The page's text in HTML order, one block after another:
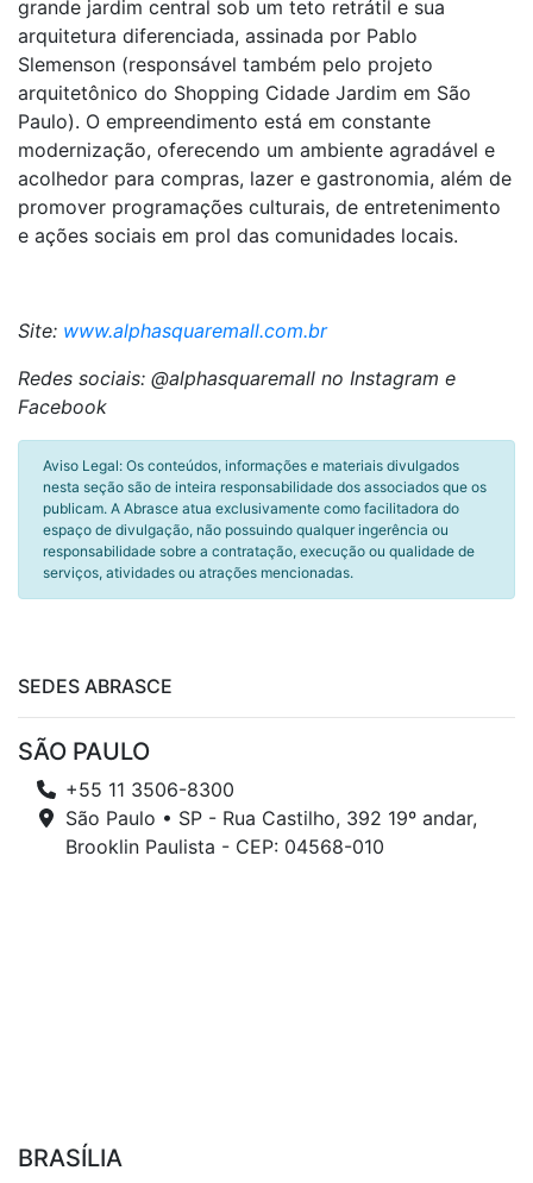
grande jardim central sob um teto retrátil e sua
arquitetura diferenciada, assinada por Pablo
Slemenson (responsável também pelo projeto
arquitetônico do Shopping Cidade Jardim em São
Paulo). O empreendimento está em constante
modernização, oferecendo um ambiente agradável e
acolhedor para compras, lazer e gastronomia, além de
promover programações culturais, de entretenimento
e ações sociais em prol das comunidades locais.
Site: www.alphasquaremall.com.br
Redes sociais: @alphasquaremall no Instagram e
Facebook
Aviso Legal: Os conteúdos, informações e materiais divulgados
nesta seção são de inteira responsabilidade dos associados que os
publicam. A Abrasce atua exclusivamente como facilitadora do
espaço de divulgação, não possuindo qualquer ingerência ou
responsabilidade sobre a contratação, execução ou qualidade de
serviços, atividades ou atrações mencionadas.
SEDES ABRASCE
SÃO PAULO
+55 11 3506-8300
São Paulo • SP - Rua Castilho, 392 19º andar,
Brooklin Paulista - CEP: 04568-010
BRASÍLIA